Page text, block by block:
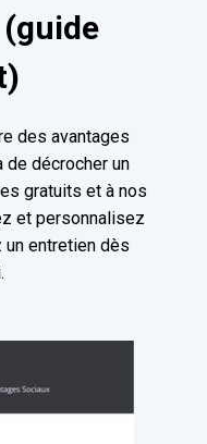
des avantages
de décrocher un
gratuits et à nos
et personnalisez
entretien dès